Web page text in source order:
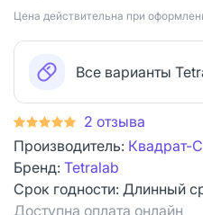
Цена действительна при
Все варианты
2 отзыва
Производитель: Квадрат-
Бренд: Tetralab
Срок годности: Длинный
Доступна оплата онлайн